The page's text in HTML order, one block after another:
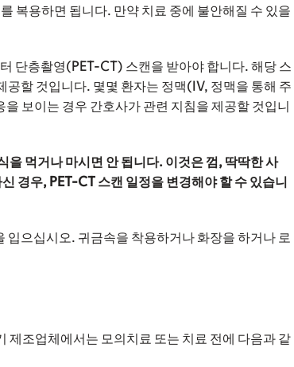
복용하면 됩니다. 만약 치료 중에 불안해질 수 있을
단층촬영(PET-CT) 스캔을 받아야 합니다. 해당 스
공할 것입니다. 몇몇 환자는 정맥(IV, 정맥을 통해 주
보이는 경우 간호사가 관련 지침을 제공할 것입니
을 먹거나 마시면 안 됩니다. 이것은 껌, 딱딱한 사
경우, PET-CT 스캔 일정을 변경해야 할 수 있습니
입으십시오. 귀금속을 착용하거나 화장을 하거나 로
제조업체에서는 모의치료 또는 치료 전에 다음과 같